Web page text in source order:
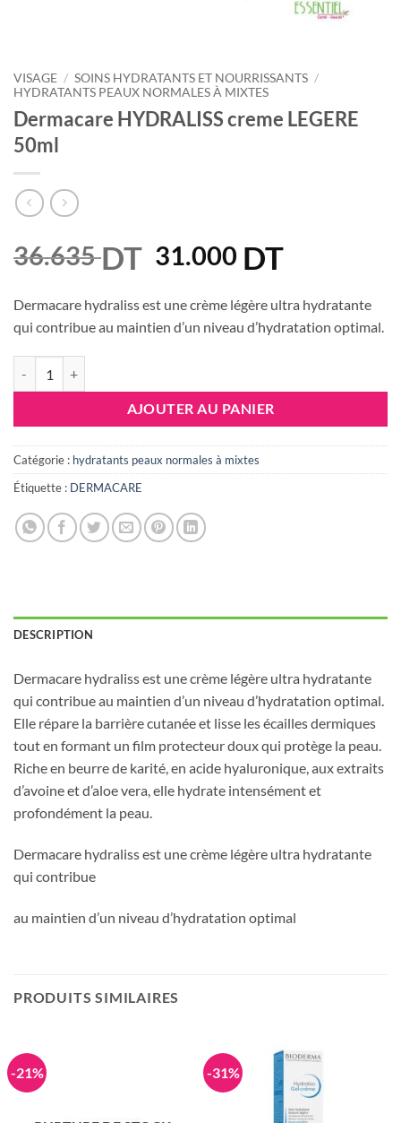
VISAGE / SOINS HYDRATANTS ET NOURRISSANTS /
HYDRATANTS PEAUX NORMALES À MIXTES
Dermacare HYDRALISS creme LEGERE
50ml
36.635DT Le
initial
était :
31.000 DTLe
actuel
est :
Dermacare hydraliss est une crème légère ultra hydratante
qui contribue au maintien d’un niveau d’hydratation optimal.
AJOUTER AU PANIER
Catégorie : hydratants peaux normales à mixtes
Étiquette : DERMACARE
DESCRIPTION
Dermacare hydraliss est une crème légère ultra hydratante
qui contribue au maintien d’un niveau d’hydratation optimal.
Elle répare la barrière cutanée et lisse les écailles dermiques
tout en formant un film protecteur doux qui protège la peau.
Riche en beurre de karité, en acide hyaluronique, aux extraits
d’avoine et d’aloe vera, elle hydrate intensément et
profondément la peau.
Dermacare hydraliss est une crème légère ultra hydratante
qui contribue
au maintien d’un niveau d’hydratation optimal
PRODUITS SIMILAIRES
-21% -31%